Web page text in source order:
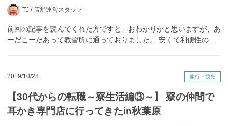
TJ / 店舗運営スタッフ
前回の記事を読んでくれた方ですと、おわかりかと思いますが、あ
ーだこーだあって教習所に通っておりました。 安くて利便性の…
2019/10/28 旅行・観光
【30代からの転職～寮生活編③～】 寮の仲間で
耳かき専門店に行ってきたin秋葉原